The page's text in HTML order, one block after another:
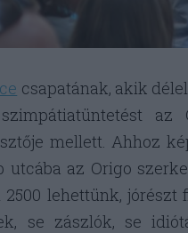
csapatának, akik
mellett. Ahhoz
az Origo
lehettünk,
se zászlók, se